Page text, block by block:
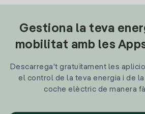
Gestiona la teva
mobilitat amb les
Descarrega't gratuïtament les
el control de la teva energia i de
coche elèctric de manera